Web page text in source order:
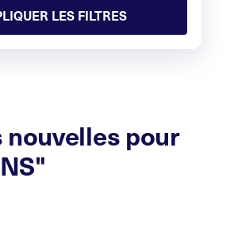
LES FILTRES
nouvelles pour